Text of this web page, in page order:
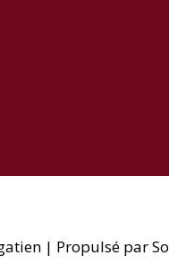
| Propulsé par